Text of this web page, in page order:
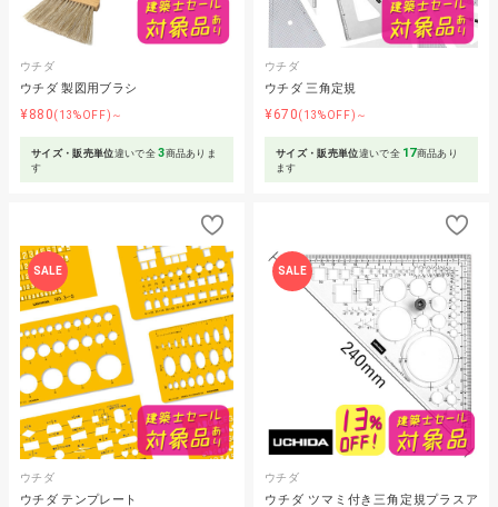
ウチダ
ウチダ 製図用ブラシ
¥880(13%OFF)～
サイズ・販売単位違いで全3商品ありま
す
ウチダ
ウチダ 三角定規
¥670(13%OFF)～
サイズ・販売単位違いで全 17商品あり
ます
SALE
ウチダ
ウチダ テンプレート
SALE
ウチダ
ウチダ ツマミ付き三角定規プラスア